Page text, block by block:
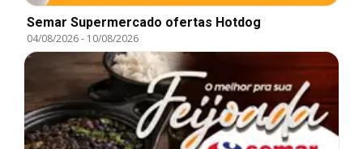
Semar Supermercado ofertas Hotdog
04/08/2026- 10/08/2026